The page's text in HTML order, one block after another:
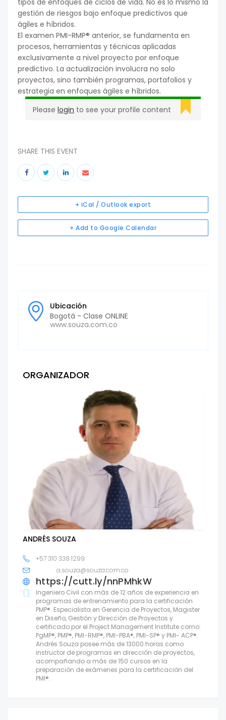
tipos de enfoques de ciclos de vida. No es lo mismo la
gestión de riesgos bajo enfoque predictivos que
ágiles e híbridos.
El examen PMI-RMP® anterior, se fundamenta en
procesos, herramientas y técnicas aplicadas
exclusivamente a nivel proyecto por enfoque
predictivo. La actualización involucra no solo
proyectos, sino también programas, portafolios y
estrategia en enfoques ágiles e híbridos.
Please login to see your profile content
SHARE THIS EVENT
+ Add to Google Calendar
+ iCal / Outlook export
Ubicación
Bogotá - Clase ONLINE
www.souza.com.co
ORGANIZADOR
ANDRÉS SOUZA
+57 310 338 1299
a.souza@souza.com.co
https://cutt.ly/nnPMhkW
Ingeniero Civil con más de 12 años de experiencia en
programas de entrenamiento para la certificación
PMP®. Especialista en Gerencia de Proyectos, Magister
en Diseño, Gestión y Dirección de Proyectos y
certificado por el Project Management Institute como:
PgMP®, PMP®, PMI-RMP®, PMI-PBA®, PMI-SP® y PMI- ACP®.
Andrés Souza posee más de 13000 horas como
instructor de programas en dirección de proyectos,
acompañando a más de 150 cursos en la
preparación de exámenes para la certificación del
PMI®.